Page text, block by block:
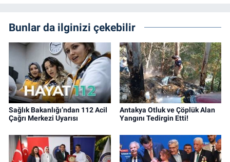
Bunlar da ilginizi çekebilir
Sağlık Bakanlığı’ndan 112 Acil
Çağrı Merkezi Uyarısı
Antakya Otluk ve Çöplük Alan
Yangını Tedirgin Etti!